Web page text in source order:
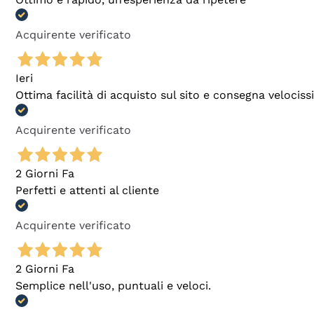
Acquirente verificato
Ieri
Ottima facilità di acquisto sul sito e consegna
Acquirente verificato
2 Giorni Fa
Perfetti e attenti al cliente
Acquirente verificato
2 Giorni Fa
Semplice nell'uso, puntuali e veloci.